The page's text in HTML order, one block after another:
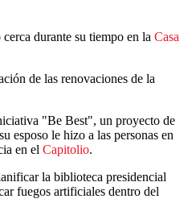
durante su tiempo en la Casa
de las renovaciones de la
"Be Best", un proyecto de
esposo le hizo a las personas en
en el Capitolio.
la biblioteca presidencial
fuegos artificiales dentro del